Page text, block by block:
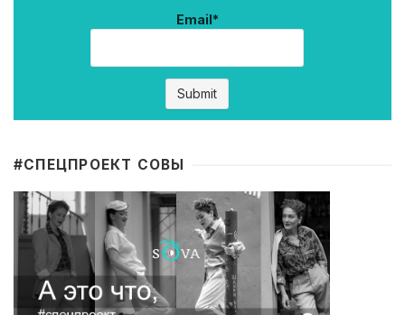
Email*
#CПЕЦПРОЕКТ СОВЫ